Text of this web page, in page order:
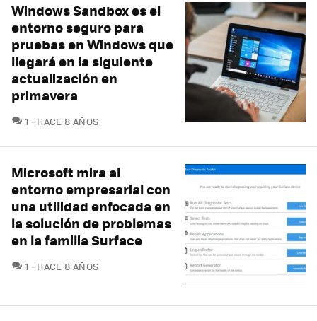
Windows Sandbox es el
entorno seguro para
pruebas en Windows que
llegará en la siguiente
actualización en
primavera
1 COMENTARIOS
HACE 8 AÑOS
Microsoft mira al
entorno empresarial con
una utilidad enfocada en
la solución de problemas
en la familia Surface
1 COMENTARIOS
HACE 8 AÑOS